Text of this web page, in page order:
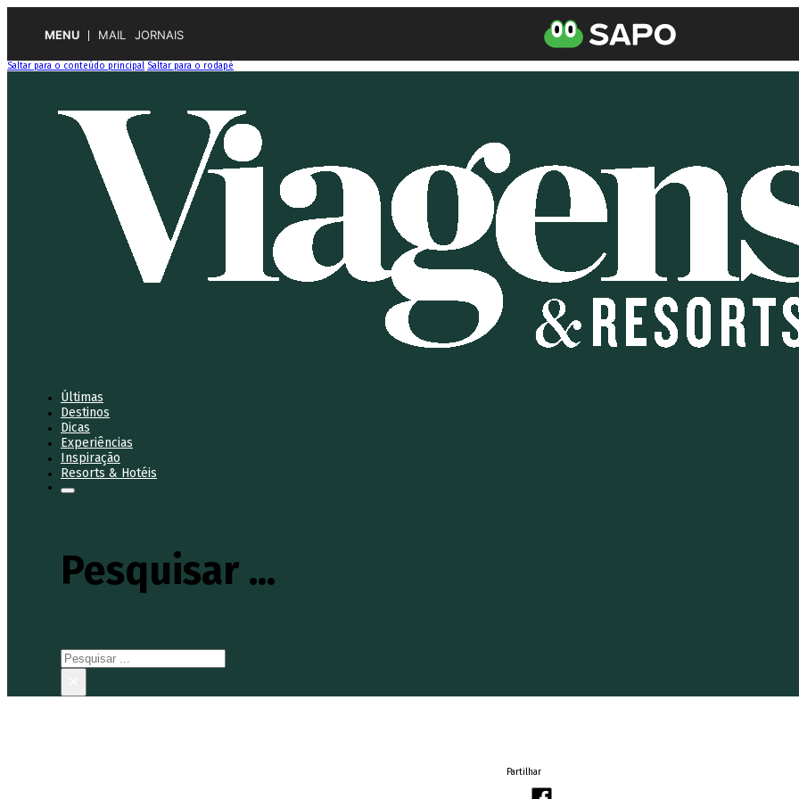
MENU MAIL JORNAIS
Saltar para o conteúdo principal Saltar para o rodapé
Últimas
Destinos
Dicas
Experiências
Inspiração
Resorts & Hotéis
Pesquisar ...
Pesquisar
Partilhar